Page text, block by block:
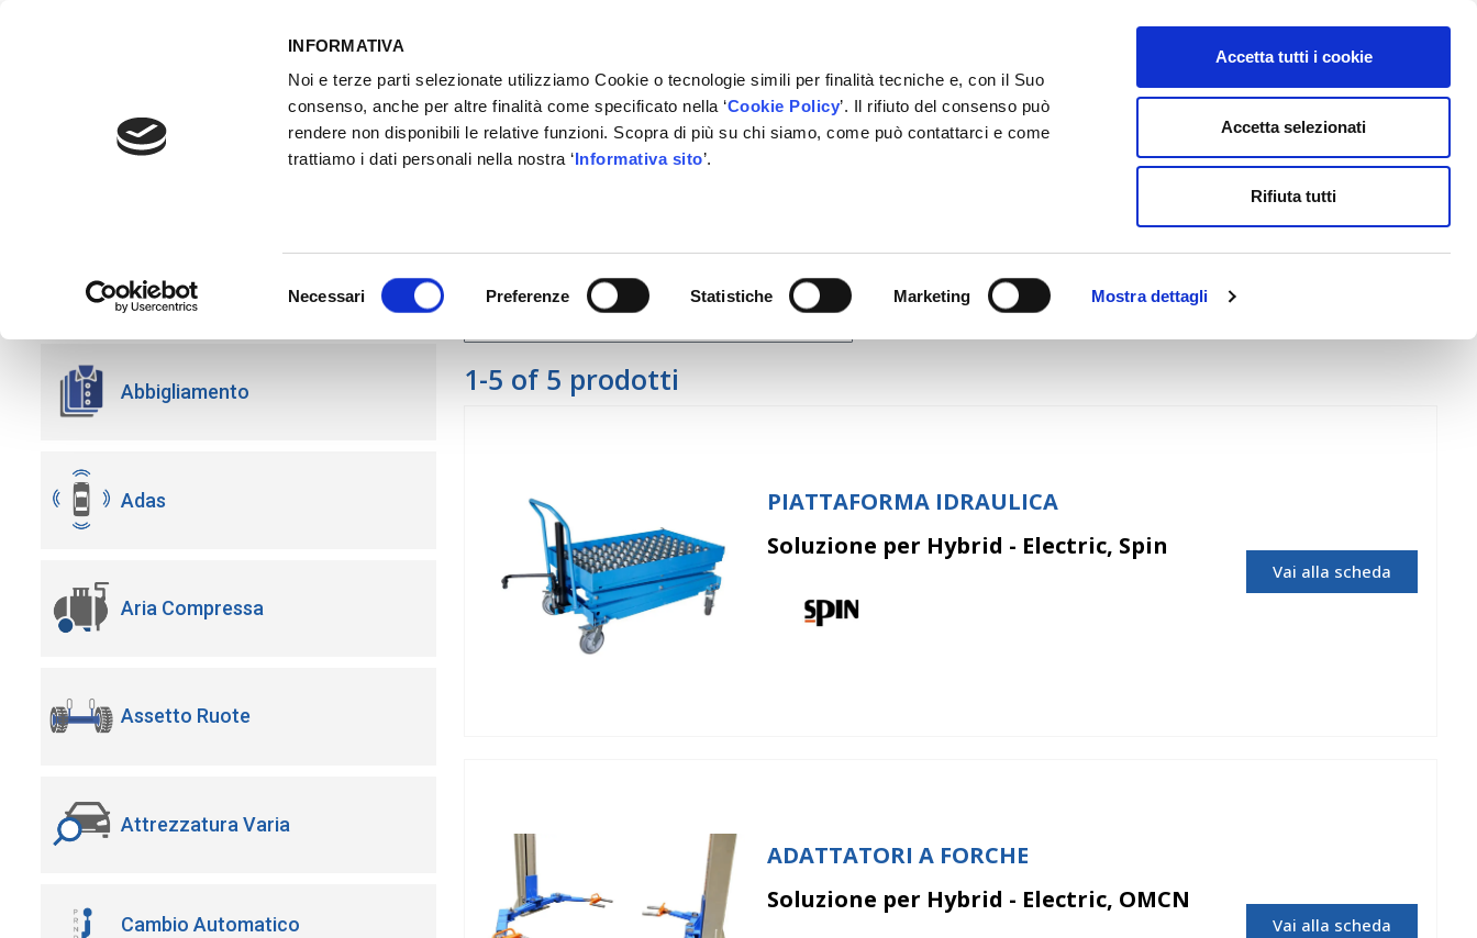
INFORMATIVA
Noi e terze parti selezionate utilizziamo Cookie o tecnologie simili per finalità tecniche e, con il Suo
consenso, anche per altre finalità come specificato nella ‘Cookie Policy’. Il rifiuto del consenso può
rendere non disponibili le relative funzioni. Scopra di più su chi siamo, come può contattarci e come
trattiamo i dati personali nella nostra ‘Informativa sito’.
del
Necessari Preferenze Statistiche Marketing Mostra dettagli
Accetta tutti i cookie
Accetta selezionati
Rifiuta tutti
ACCESSO GESTIONALE
ACCEDI E CONTATTACI
PRODOTTI
Abbigliamento
Adas
Aria Compressa
Assetto Ruote
Attrezzatura Varia
Cambio Automatico
Filtra i prodotti della pagina
1-5 of 5 prodotti
PIATTAFORMA IDRAULICA
Soluzione per Hybrid - Electric, Spin
Vai alla scheda
ADATTATORI A FORCHE
Soluzione per Hybrid - Electric, OMCN
Vai alla scheda